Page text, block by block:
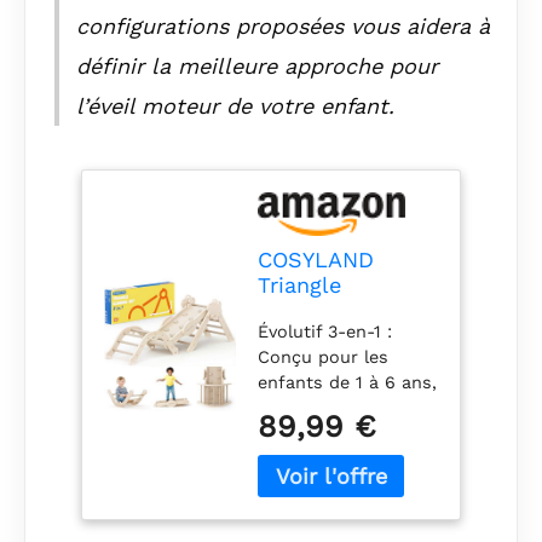
configurations proposées vous aidera à
définir la meilleure approche pour
l’éveil moteur de votre enfant.
COSYLAND
Triangle
Montessori 8-
en-1 – Arche
Pliable en Bois,
Parcours de
Motricité pour
Enfants 1–3 Ans,
Structure
Stable, Charge
Évolutif 3-en-1 :
Conçu pour les
enfants de 1 à 6 ans,
réglables pour
s’adapter aux
différentes étapes
89,99 €